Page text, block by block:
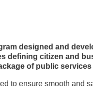
designed and
defining citizen and
of public
to ensure smooth and